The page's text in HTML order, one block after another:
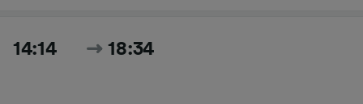
14:14 18:34